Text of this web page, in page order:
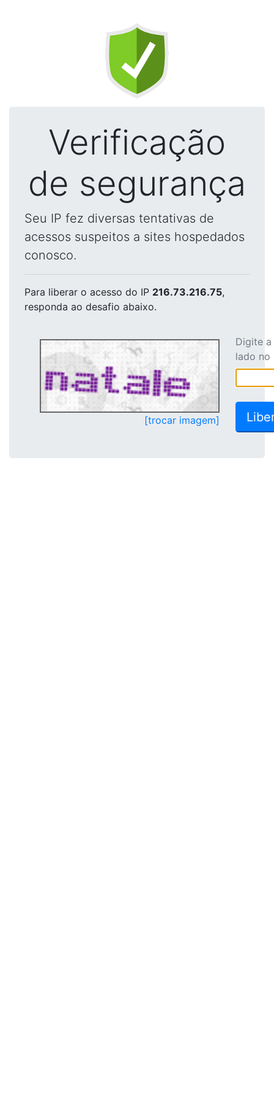
Verificação
de segurança
Seu IP fez diversas tentativas de
acessos suspeitos a sites hospedados
conosco.
Para liberar o acesso do IP 216.73.216.75,
responda ao desafio abaixo.
[trocar imagem]
Digite
lado no